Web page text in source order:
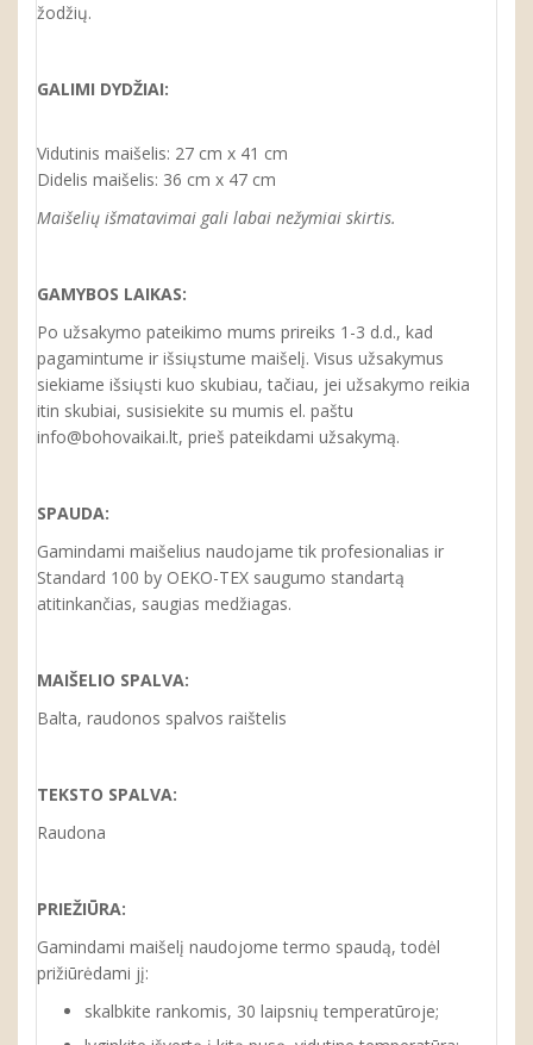
žodžių.
GALIMI DYDŽIAI:
Vidutinis maišelis: 27 cm x 41 cm
Didelis maišelis: 36 cm x 47 cm
Maišelių išmatavimai gali labai nežymiai skirtis.
GAMYBOS LAIKAS:
Po užsakymo pateikimo mums prireiks 1-3 d.d., kad
pagamintume ir išsiųstume maišelį. Visus užsakymus
siekiame išsiųsti kuo skubiau, tačiau, jei užsakymo reikia
itin skubiai, susisiekite su mumis el. paštu
info@bohovaikai.lt, prieš pateikdami užsakymą.
SPAUDA:
Gamindami maišelius naudojame tik profesionalias ir
Standard 100 by OEKO-TEX saugumo standartą
atitinkančias, saugias medžiagas.
MAIŠELIO SPALVA:
Balta, raudonos spalvos raištelis
TEKSTO SPALVA:
Raudona
PRIEŽIŪRA:
Gamindami maišelį naudojome termo spaudą, todėl
prižiūrėdami jį:
skalbkite rankomis, 30 laipsnių temperatūroje;